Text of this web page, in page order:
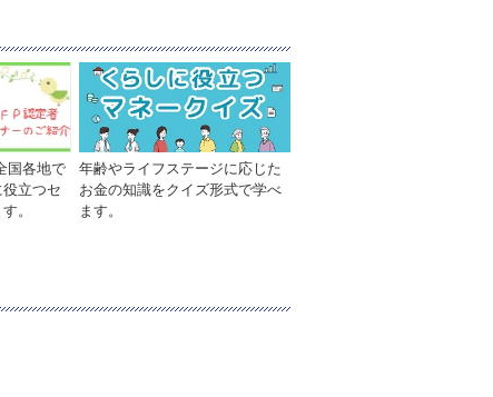
国各地で
立つセ
。
年齢やライフステージに応じた
お金の知識をクイズ形式で学べ
ます。